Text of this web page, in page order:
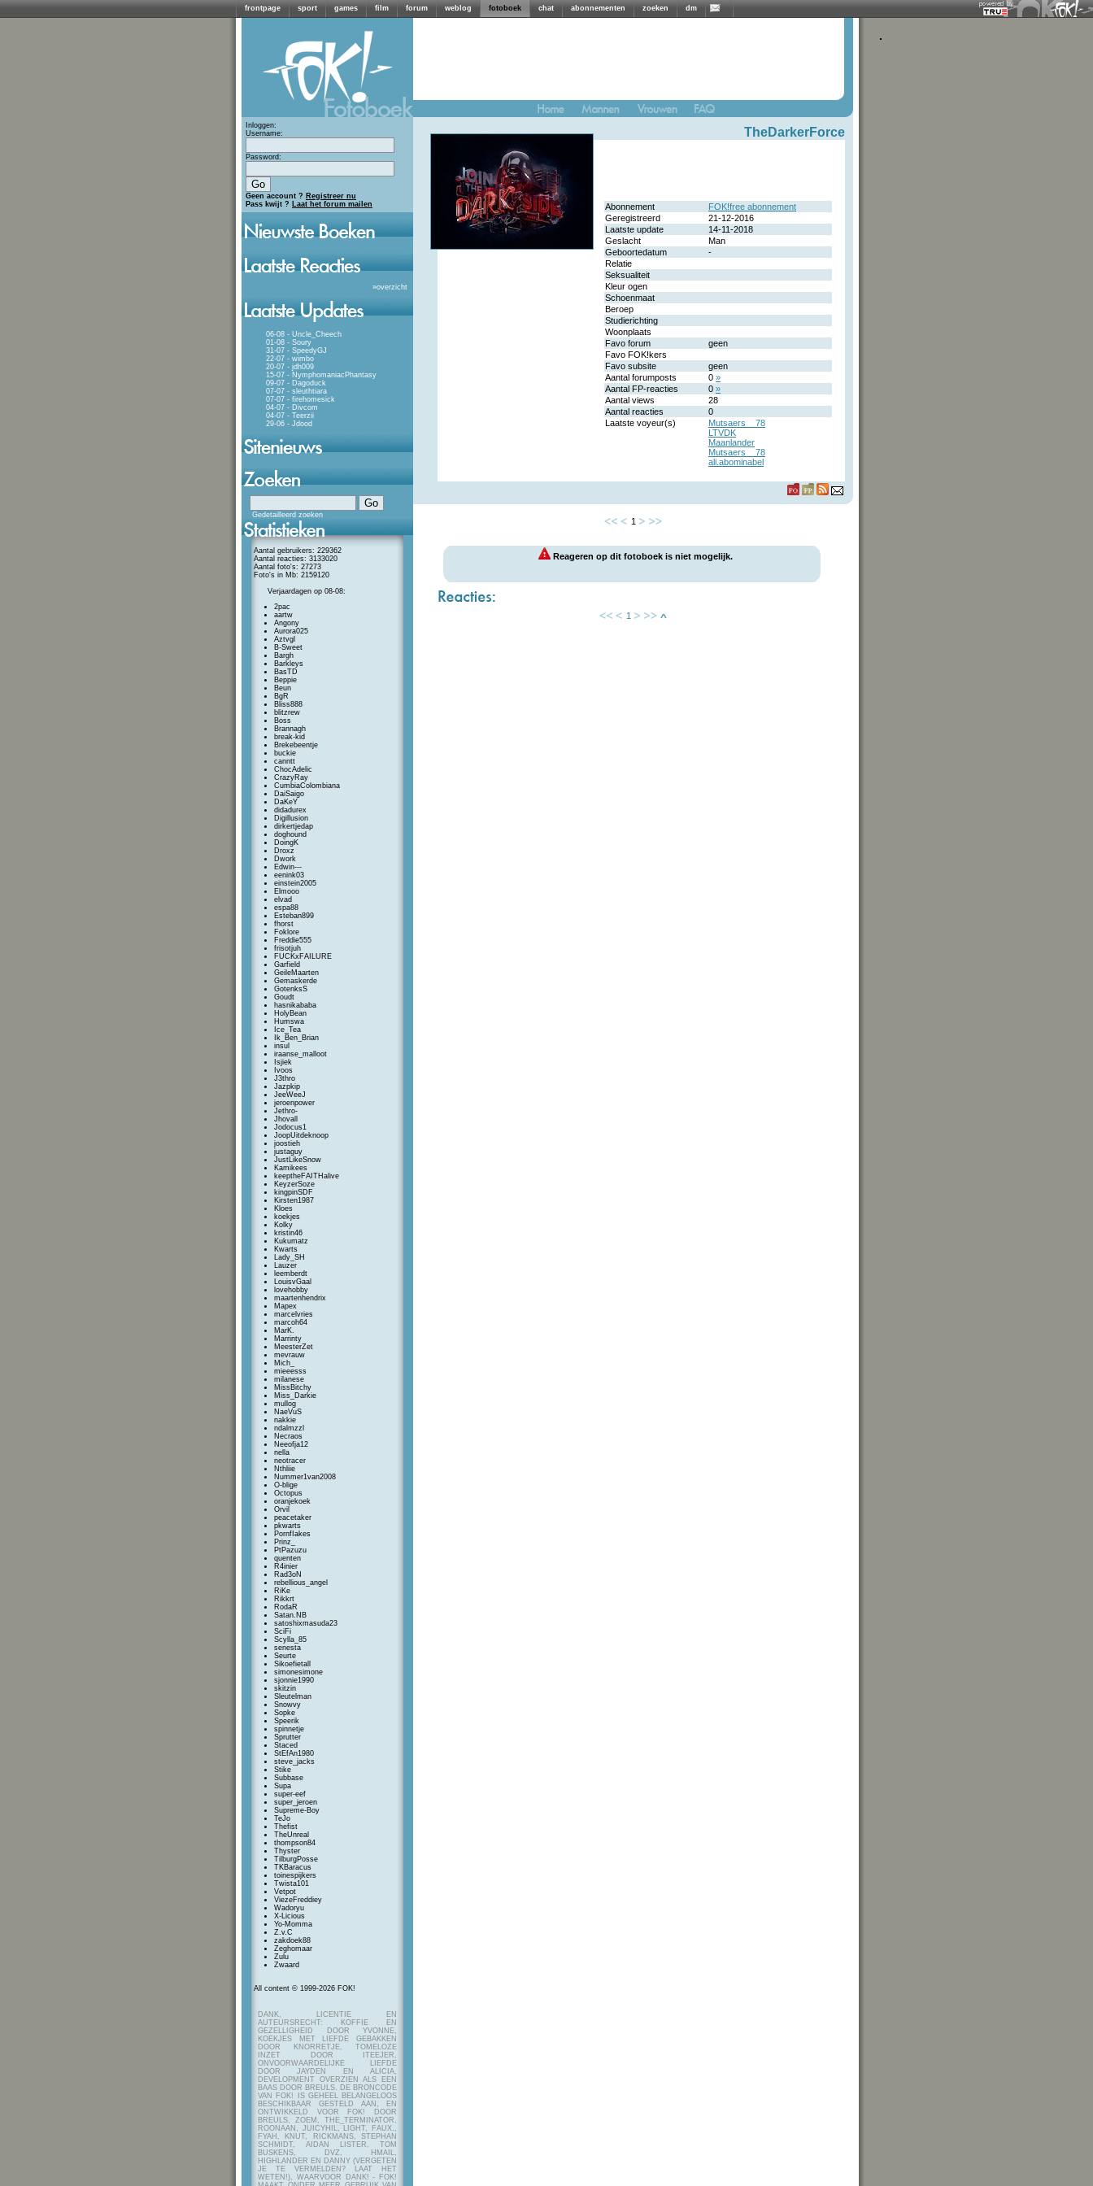
frontpage sport games film forum weblog fotoboek chat abonnementen zoeken dm
Inloggen:
Username:
Password:
Geen account ? Registreer nu
Pass kwijt ? Laat het forum mailen
»overzicht
06-08 - Uncle_Cheech
01-08 - Soury
31-07 - SpeedyGJ
22-07 - wimbo
20-07 - jdh009
15-07 - NymphomaniacPhantasy
09-07 - Dagoduck
07-07 - sleuthtiara
07-07 - firehomesick
04-07 - Divcom
04-07 - Teerzii
29-06 - Jdood
Gedetailleerd zoeken
Aantal gebruikers: 229362
Aantal reacties: 3133020
Aantal foto's: 27273
Foto's in Mb: 2159120
Verjaardagen op 08-08:
2pac
aartw
Angony
Aurora025
Aztvgl
B-Sweet
Bargh
Barkleys
BasTD
Beppie
Beun
BgR
Bliss888
blitzrew
Boss
Brannagh
break-kid
Brekebeentje
buckie
canntt
ChocAdelic
CrazyRay
CumbiaColombiana
DaiSaigo
DaKeY
didadurex
Digillusion
dirkertjedap
doghound
DoingK
Droxz
Dwork
Edwin---
eenink03
einstein2005
Elmooo
elvad
espa88
Esteban899
fhorst
Foklore
Freddie555
frisotjuh
FUCKxFAILURE
Garfield
GeileMaarten
Gemaskerde
GotenksS
Goudt
hasnikababa
HolyBean
Humswa
Ice_Tea
Ik_Ben_Brian
insul
iraanse_malloot
Isjiek
Ivoos
J3thro
Jazpkip
JeeWeeJ
jeroenpower
Jethro-
Jhovall
Jodocus1
JoopUitdeknoop
joostieh
justaguy
JustLikeSnow
Kamikees
keeptheFAITHalive
KeyzerSoze
kingpinSDF
Kirsten1987
Kloes
koekjes
Kolky
kristin46
Kukumatz
Kwarts
Lady_SH
Lauzer
leemberdt
LouisvGaal
lovehobby
maartenhendrix
Mapex
marcelvries
marcoh64
MarK.
Marrinty
MeesterZet
mevrauw
Mich_
mieeesss
milanese
MissBitchy
Miss_Darkie
mullog
NaeVuS
nakkie
ndalmzzl
Necraos
Neeofja12
nella
neotracer
Nthliie
Nummer1van2008
O-blige
Octopus
oranjekoek
Orvil
peacetaker
pkwarts
PornfIakes
Prinz_
PtPazuzu
quenten
R4inier
Rad3oN
rebellious_angel
RiKe
Rikkrt
RodaR
Satan.NB
satoshixmasuda23
SciFi
Scylla_85
senesta
Seurte
Sikoefietall
simonesimone
sjonnie1990
skitzin
Sleutelman
Snowvy
Sopke
Speerik
spinnetje
Sprutter
Staced
StEfAn1980
steve_jacks
Stike
Subbase
Supa
super-eef
super_jeroen
Supreme-Boy
TeJo
Thefist
TheUnreal
thompson84
Thyster
TilburgPosse
TKBaracus
toinespijkers
Twista101
Vetpot
ViezeFreddiey
Wadoryu
X-Licious
Yo-Momma
Z.v.C
zakdoek88
Zeghomaar
Zulu
Zwaard
All content © 1999-2026 FOK!
DANK, LICENTIE EN
AUTEURSRECHT: KOFFIE EN
GEZELLIGHEID DOOR YVONNE,
KOEKJES MET LIEFDE GEBAKKEN
DOOR KNORRETJE, TOMELOZE
INZET DOOR ITEEJER,
ONVOORWAARDELIJKE LIEFDE
DOOR JAYDEN EN ALICIA,
DEVELOPMENT OVERZIEN ALS EEN
BAAS DOOR BREULS. DE BRONCODE
VAN FOK! IS GEHEEL BELANGELOOS
BESCHIKBAAR GESTELD AAN, EN
ONTWIKKELD VOOR FOK! DOOR
BREULS, ZOEM, THE_TERMINATOR,
ROONAAN, JUICYHIL, LIGHT, FAUX.,
FYAH, KNUT, RICKMANS, STEPHAN
SCHMIDT, AIDAN LISTER, TOM
BUSKENS, DVZ, HMAIL,
HIGHLANDER EN DANNY (VERGETEN
JE TE VERMELDEN? LAAT HET
WETEN!), WAARVOOR DANK! - FOK!
TheDarkerForce
Abonnement
FOK!free abonnement
Geregistreerd
21-12-2016
Laatste update
14-11-2018
Geslacht
Man
Geboortedatum
-
Relatie
Seksualiteit
Kleur ogen
Schoenmaat
Beroep
Studierichting
Woonplaats
Favo forum
geen
Favo FOK!kers
Favo subsite
geen
Aantal forumposts
0 »
Aantal FP-reacties
0 »
Aantal views
28
Aantal reacties
0
Laatste voyeur(s)
Mutsaers__78
LTVDK
Maanlander
Mutsaers__78
ali.abominabel
1
Reageren op dit fotoboek is niet mogelijk.
1